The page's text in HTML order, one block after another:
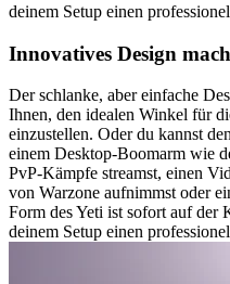
deinem Setup einen
Innovatives Design
Der schlanke, aber einfache
Ihnen, den idealen Winkel für
einzustellen. Oder du kannst
einem Desktop-Boomarm wie
PvP-Kämpfe streamst, einen
von Warzone aufnimmst oder
Form des Yeti ist sofort auf der
deinem Setup einen